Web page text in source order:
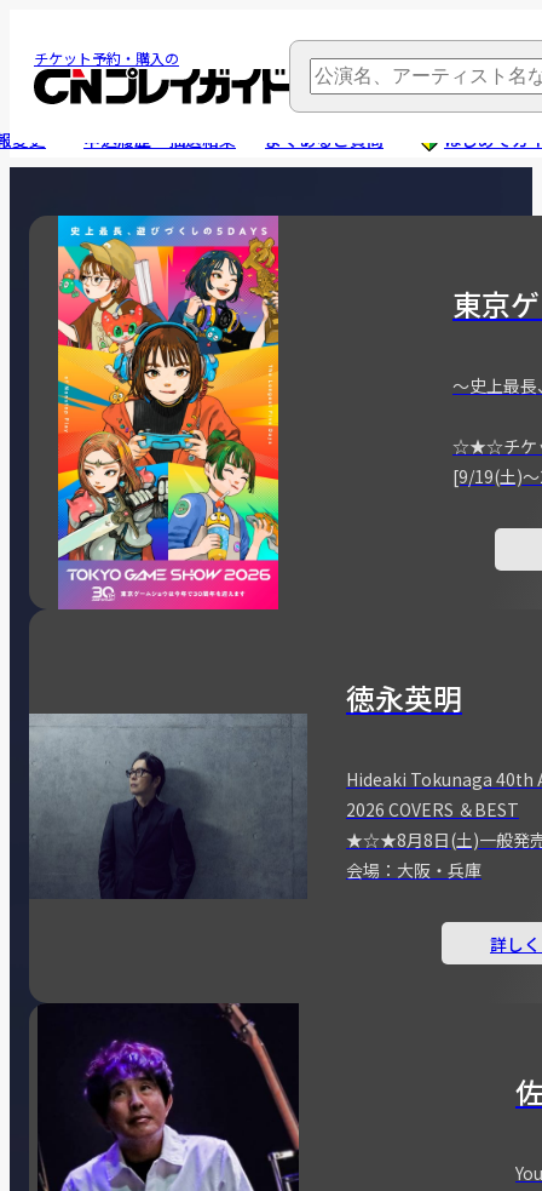
チケット予約・購入の
変更 申込履歴・抽選結果 よくあるご質問 はじめてガ
東京
～史上最長
☆★☆チケ
[9/19(土)
徳永英明
Hideaki Tokunaga 40th
2026 COVERS ＆BEST
★☆★8月8日(土)一般
会場：大阪・兵庫
詳し